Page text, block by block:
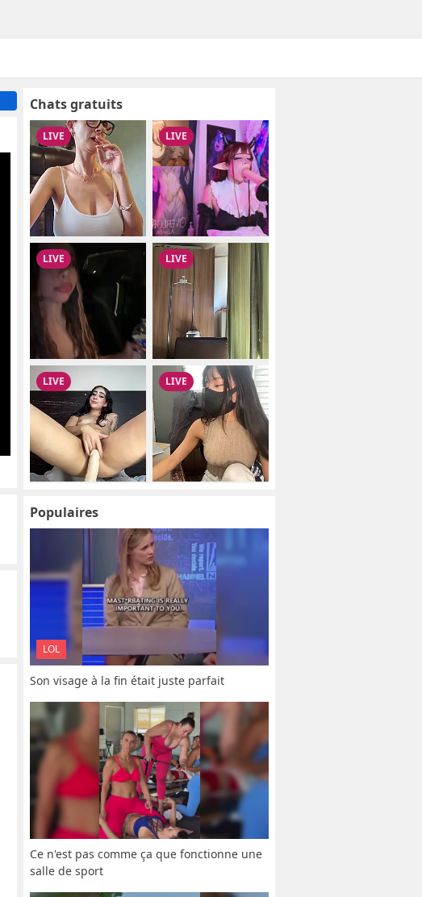
Chats gratuits
Populaires
LOL
Son visage à la fin était juste parfait
Ce n'est pas comme ça que fonctionne une
salle de sport